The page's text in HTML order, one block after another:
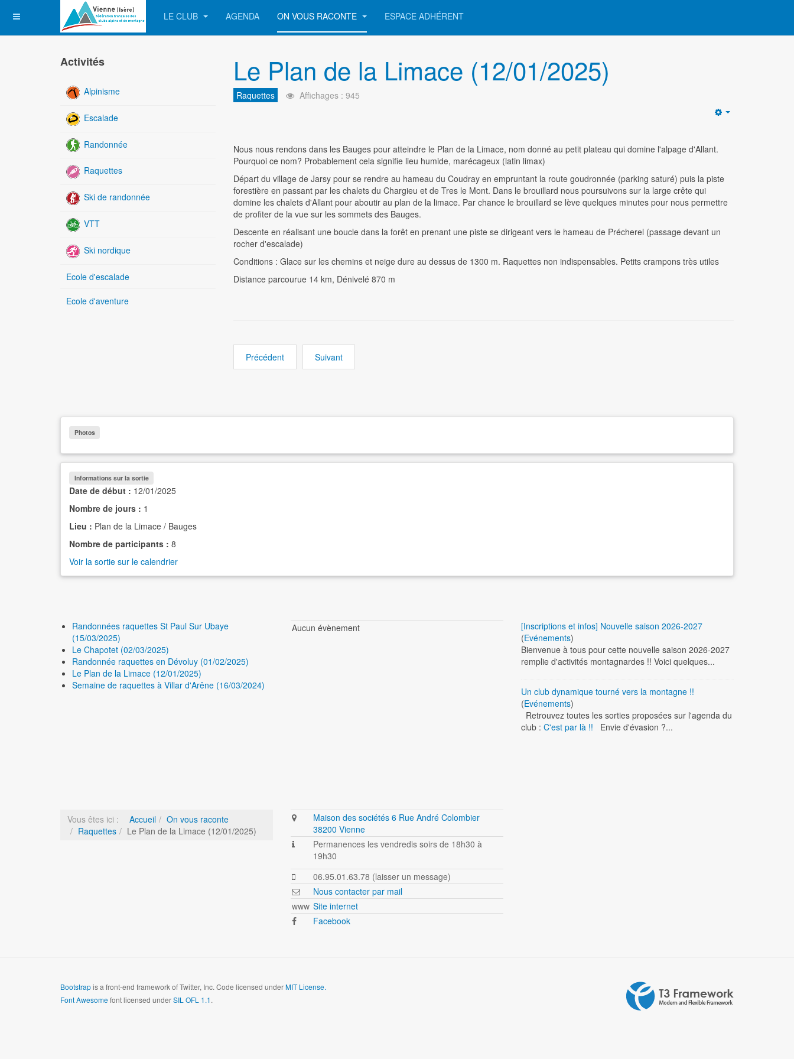
LE CLUB AGENDA ON VOUS RACONTE ESPACE ADHÉRENT
Le Plan de la Limace (12/01/2025)
Raquettes Affichages : 945
Nous nous rendons dans les Bauges pour atteindre le Plan de la Limace, nom donné au petit plateau qui domine l'alpage d'Allant.
Pourquoi ce nom? Probablement cela signifie lieu humide, marécageux (latin limax)
Départ du village de Jarsy pour se rendre au hameau du Coudray en empruntant la route goudronnée (parking saturé) puis la piste
forestière en passant par les chalets du Chargieu et de Tres le Mont. Dans le brouillard nous poursuivons sur la large crête qui
domine les chalets d'Allant pour aboutir au plan de la limace. Par chance le brouillard se lève quelques minutes pour nous permettre
de profiter de la vue sur les sommets des Bauges.
Descente en réalisant une boucle dans la forêt en prenant une piste se dirigeant vers le hameau de Précherel (passage devant un
rocher d'escalade)
Conditions : Glace sur les chemins et neige dure au dessus de 1300 m. Raquettes non indispensables. Petits crampons très utiles
Distance parcourue 14 km, Dénivelé 870 m
Précédent Suivant
Activités
Alpinisme
Escalade
Randonnée
Raquettes
Ski de randonnée
VTT
Ski nordique
Ecole d'escalade
Ecole d'aventure
Photos
Informations sur la sortie
Date de début : 12/01/2025
Nombre de jours : 1
Lieu : Plan de la Limace / Bauges
Nombre de participants : 8
Voir la sortie sur le calendrier
Randonnées raquettes St Paul Sur Ubaye
(15/03/2025)
Le Chapotet (02/03/2025)
Randonnée raquettes en Dévoluy (01/02/2025)
Le Plan de la Limace (12/01/2025)
Semaine de raquettes à Villar d'Arêne (16/03/2024)
Aucun évènement
[Inscriptions et infos] Nouvelle saison 2026-2027
(Evénements)
Bienvenue à tous pour cette nouvelle saison 2026-2027
remplie d'activités montagnardes !! Voici quelques...
Un club dynamique tourné vers la montagne !!
(Evénements)
Retrouvez toutes les sorties proposées sur l'agenda du
club : C'est par là !! Envie d'évasion ?...
Vous êtes ici : Accueil
On vous raconte
Raquettes
Le Plan de la Limace (12/01/2025)
Maison des sociétés 6 Rue André Colombier
38200 Vienne
Permanences les vendredis soirs de 18h30 à
19h30
06.95.01.63.78 (laisser un message)
Nous contacter par mail
www Site internet
Facebook
Bootstrapis a front-end framework of Twitter, Inc. Code licensed underMIT License.
Font Awesomefont licensed underSIL OFL 1.1.